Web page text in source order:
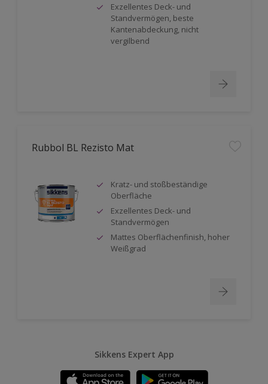
Exzellentes Deck- und
Standvermögen, beste
Kantenabdeckung, nicht
vergilbend
Rubbol BL Rezisto Mat
Kratz- und stoßbeständige
Oberfläche
Exzellentes Deck- und
Standvermögen
Mattes Oberflächenfinish, hoher
Weißgrad
Sikkens Expert App